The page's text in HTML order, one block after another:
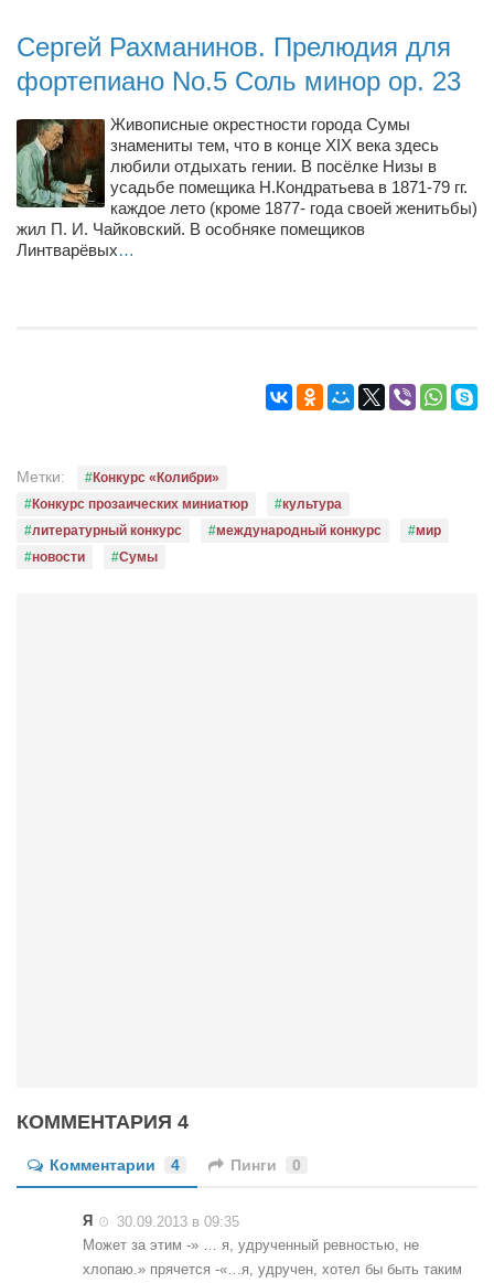
Фестиваль. Конкурс «Колибри» 2017
Конкурс «Колибри» 2016
Конкурс «Колибри» 2015
Конкурс «Колибри» 2014
Литературный конкурс «Я люблю Украину»
Конкурс «Колибри — детям!» 2014
Конкурс «Колибри» 2013
Сергей Рахманинов. Прелюдия для
фортепиано No.5 Соль минор op. 23
Живописные окрестности города Сумы
знамениты тем, что в конце XIX века здесь
любили отдыхать гении. В посёлке Низы в
усадьбе помещика Н.Кондратьева в 1871-79 гг.
каждое лето (кроме 1877- года своей женитьбы)
жил П. И. Чайковский. В особняке помещиков
Линтварёвых…
Метки:
Конкурс «Колибри»
Конкурс прозаических миниатюр
культура
литературный конкурс
международный конкурс
мир
новости
Сумы
КОММЕНТАРИЯ 4
Комментарии 4 Пинги 0
Я
30.09.2013 в 09:35
Может за этим -» … я, удрученный ревностью, не
хлопаю.» прячется -«…я, удручен, хотел бы быть таким